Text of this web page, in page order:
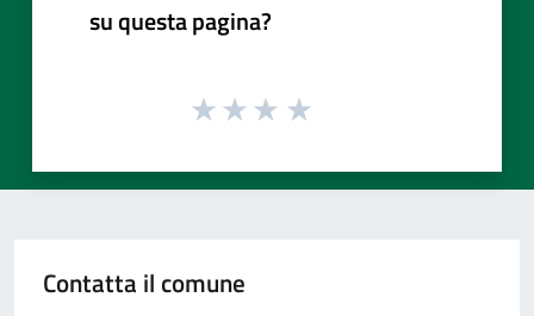
su questa pagina?
Contatta il comune